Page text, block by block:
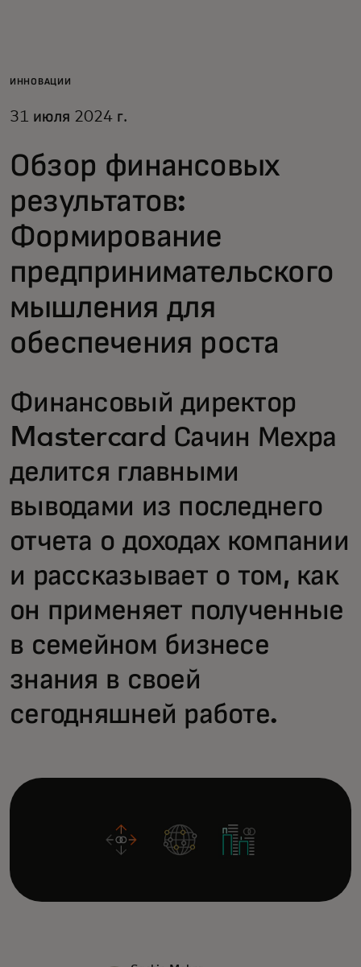
Для бизнеса
Для новаторов
Новости и тренды
ИННОВАЦИИ
31 июля 2024 г.
Обзор финансовых
результатов:
Формирование
предпринимательского
мышления для
обеспечения роста
Финансовый директор
Mastercard Сачин Мехра
делится главными
выводами из последнего
отчета о доходах компании
и рассказывает о том, как
он применяет полученные
в семейном бизнесе
знания в своей
сегодняшней работе.